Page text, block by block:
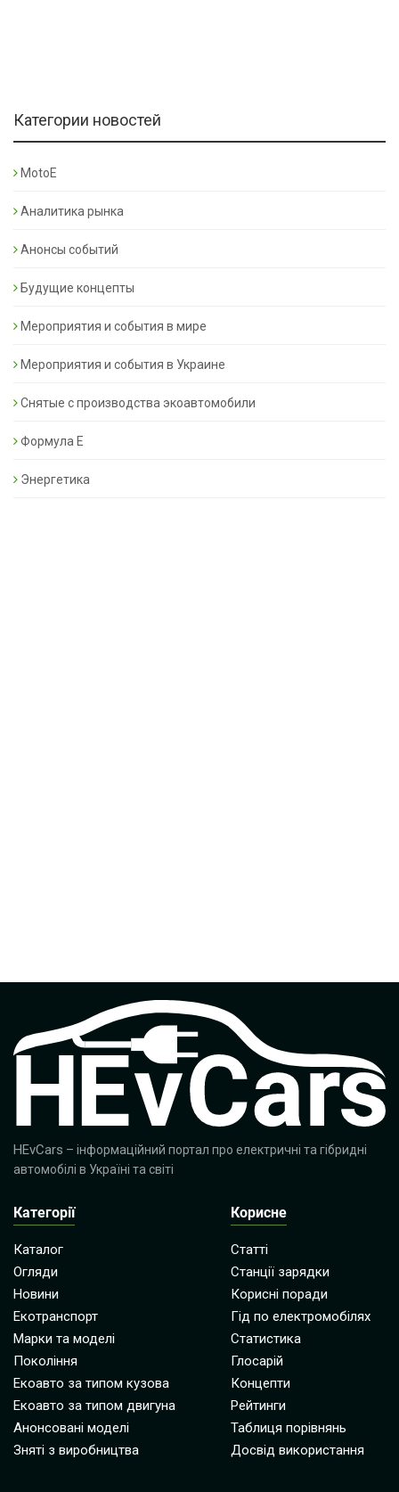
Категории новостей
MotoE
Аналитика рынка
Анонсы событий
Будущие концепты
Мероприятия и события в мире
Мероприятия и события в Украине
Снятые с производства экоавтомобили
Формула Е
Энергетика
HEvCars – інформаційний портал про електричні та гібридні
автомобілі в Україні та світі
Категорії
Каталог
Огляди
Новини
Екотранспорт
Марки та моделі
Покоління
Екоавто за типом кузова
Екоавто за типом двигуна
Анонсовані моделі
Зняті з виробництва
Корисне
Статті
Станції зарядки
Корисні поради
Гід по електромобілях
Статистика
Глосарій
Концепти
Рейтинги
Таблиця порівнянь
Досвід використання